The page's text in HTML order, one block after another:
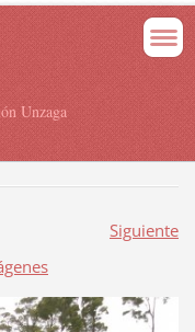
Unzaga
Siguiente